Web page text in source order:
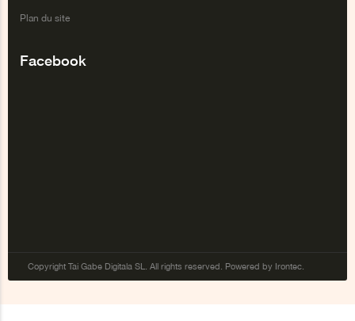
Plan du site
Facebook
Copyright Tai Gabe Digitala SL. All rights reserved. Powered by Irontec.